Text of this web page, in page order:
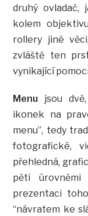
druhý ovladač,
kolem
rollery jiné
zvláště ten
vynikající
Menu jsou
ikonek na
menu”, tedy
fotografické,
přehledná,
pěti
prezentaci
“návratem ke